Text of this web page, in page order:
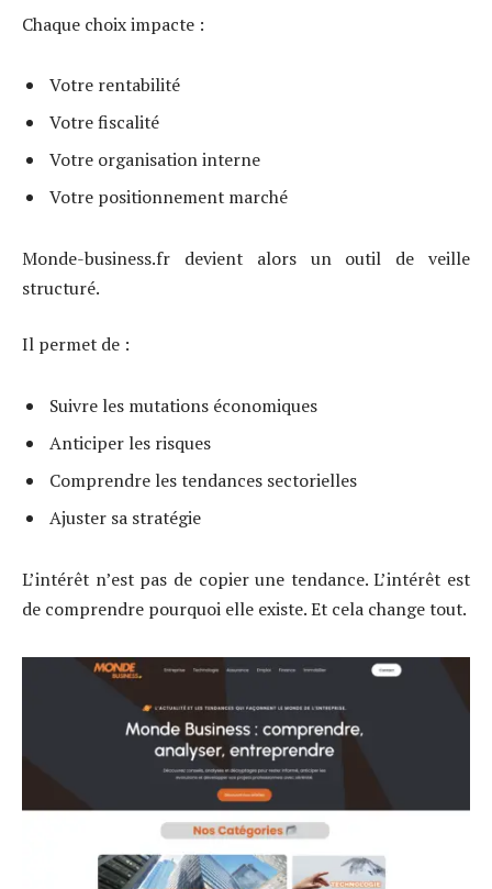
Chaque choix impacte :
Votre rentabilité
Votre fiscalité
Votre organisation interne
Votre positionnement marché
Monde-business.fr devient alors un outil de veille
structuré.
Il permet de :
Suivre les mutations économiques
Anticiper les risques
Comprendre les tendances sectorielles
Ajuster sa stratégie
L’intérêt n’est pas de copier une tendance. L’intérêt est
de comprendre pourquoi elle existe. Et cela change tout.